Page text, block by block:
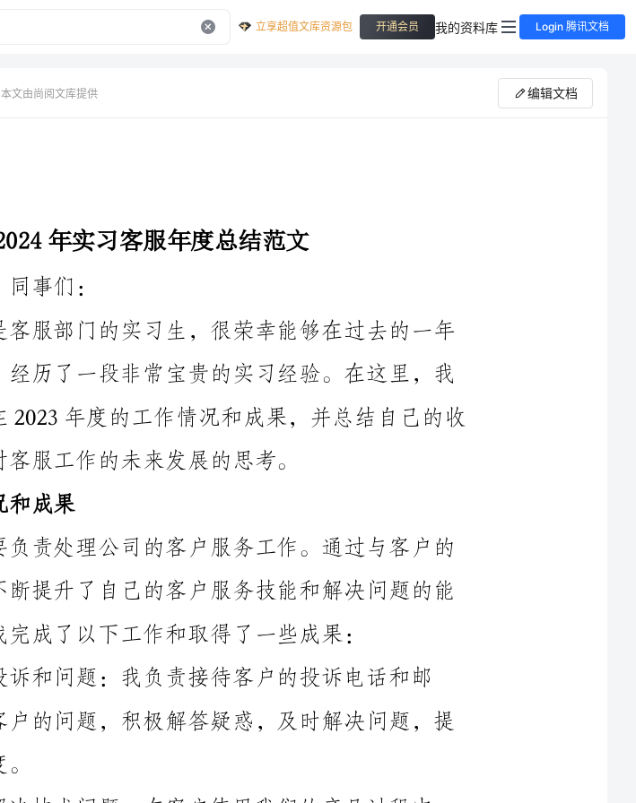
立享超值文库资源包 开通会员 我的资料库 Login 腾讯文档
本文由尚阅文库提供 编辑文档
解决了问题，加强了客户对公司产品的信任感。
要向大家汇报我在2023年度的工作情况和成果，并总结自己的收
获和不足，以及对客服工作的未来发展的思考。
沟通和协作，我不断提升了自己的客户服务技能和解决问题的能
1.处理客户投诉和问题：我负责接待客户的投诉电话和邮
件，并耐心倾听客户的问题，积极解答疑惑，及时解决问题，提
2.协助客户解决技术问题：在客户使用我们的产品过程中，
遇到了一些技术问题，我通过与研发团队的沟通，及时协助客户